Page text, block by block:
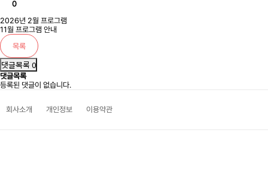
0
2026년 2월 프로그램
11월 프로그램 안내
목록
댓글목록 0
댓글목록
등록된 댓글이 없습니다.
회사소개 개인정보 이용약관